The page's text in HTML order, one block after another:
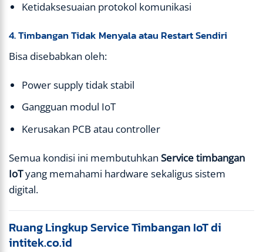
Ketidaksesuaian protokol komunikasi
4. Timbangan Tidak Menyala atau Restart Sendiri
Bisa disebabkan oleh:
Power supply tidak stabil
Gangguan modul IoT
Kerusakan PCB atau controller
Semua kondisi ini membutuhkan Service timbangan
IoTyang memahami hardware sekaligus sistem
digital.
Ruang Lingkup Service Timbangan IoT di
intitek.co.id